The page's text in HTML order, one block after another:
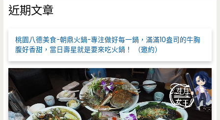
鍵
字
近期文章
桃園八德美食-朝鼎火鍋-專注做好每一鍋，滿滿10盎司的牛胸
腹好香甜，當日壽星就是要來吃火鍋！ （邀約）